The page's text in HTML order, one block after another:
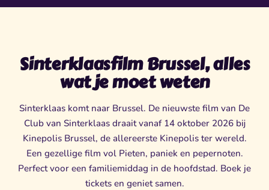
Sinterklaasfilm Brussel, alles
wat je moet weten
Sinterklaas komt naar Brussel. De nieuwste film van De
Club van Sinterklaas draait vanaf 14 oktober 2026 bij
Kinepolis Brussel, de allereerste Kinepolis ter wereld.
Een gezellige film vol Pieten, paniek en pepernoten.
Perfect voor een familiemiddag in de hoofdstad. Boek je
tickets en geniet samen.